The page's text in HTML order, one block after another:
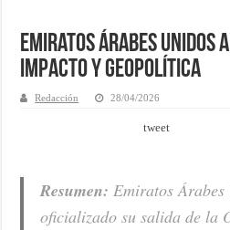
Emiratos Árabes Unidos
Impacto y Geopolítica
Redacción 28/04/2026
tweet
Resumen: Emiratos Árabes
oficializado su salida de la